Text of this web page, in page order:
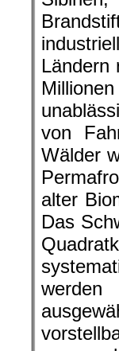
Ländern
von
Wälder
alter
Das